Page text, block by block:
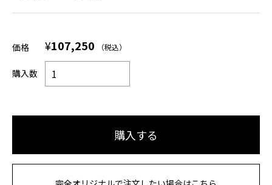
価格 ¥107,250 （税込）
購入数
購入する